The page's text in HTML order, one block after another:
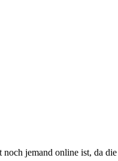
jemand online ist, da